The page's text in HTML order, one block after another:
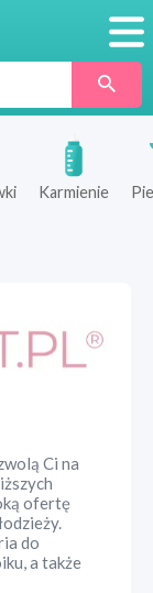
Karmienie
Ci na
ofertę
do
a także